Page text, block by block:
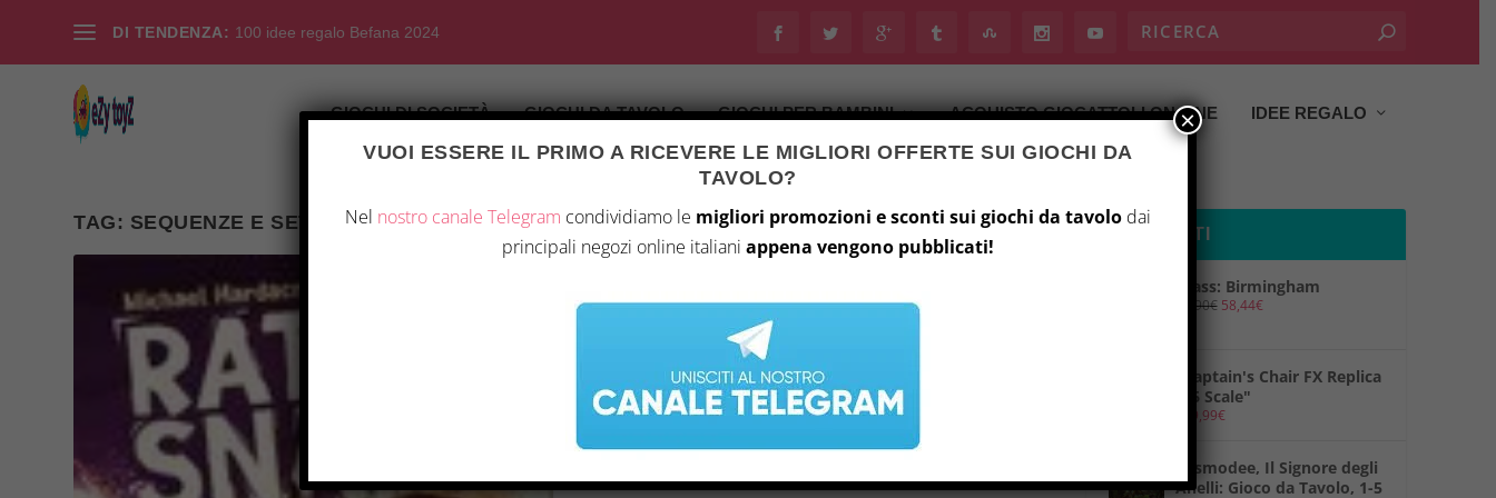
DI TENDENZA: 100 idee regalo Befana 2024
GIOCHI DI SOCIETÀ GIOCHI DA TAVOLO GIOCHI PER BAMBINI ACQUISTO GIOCATTOLI ON LINE IDEE REGALO
TAG: SEQUENZE E SET
PRODOTTI
Brass: Birmingham
69,90€ 58,44€
"Captain's Chair FX Replica
1/6 Scale"
149,99€
"Asmodee, Il Signore degli
Anelli: Gioco da Tavolo, 1-5
VUOI ESSERE IL PRIMO A RICEVERE LE MIGLIORI OFFERTE SUI GIOCHI DA
TAVOLO?
Nel nostro canale Telegram condividiamo le migliori promozioni e sconti sui giochi da tavolodai
principali negozi online italiani appena vengono pubblicati!
×